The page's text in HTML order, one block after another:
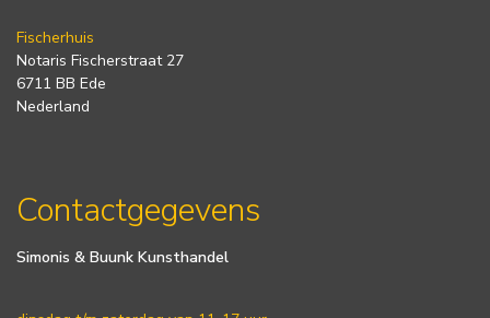
Fischerhuis
Notaris Fischerstraat 27
6711 BB Ede
Nederland
Contactgegevens
Simonis & Buunk Kunsthandel